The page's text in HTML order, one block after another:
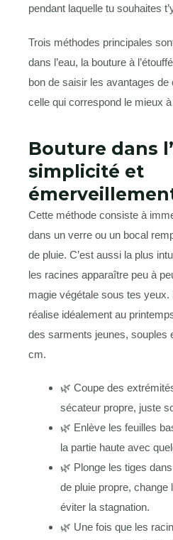
pendant laquelle tu souhaites
Trois méthodes principales
dans l’eau, la bouture à
bon de saisir les avantages
celle qui correspond le mieux
Bouture dans
simplicité et
Cette méthode consiste à
dans un verre ou un bocal
de pluie. C’est aussi la plus
les racines apparaître peu à
magie végétale sous tes yeux.
réalise idéalement au
des sarments jeunes, souples
cm.
🌿 Coupe des
sécateur propre, juste
🌿 Enlève les feuilles
la partie haute avec
🌿 Plonge les tiges
de pluie propre, change
éviter la stagnation.
🌿 Une fois que les